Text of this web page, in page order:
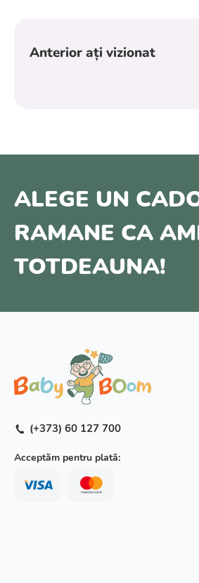
Anterior ați vizionat
ALEGE UN
RAMANE CA
TOTDEAUNA!
(+373) 60 127 700
Acceptăm pentru plată: